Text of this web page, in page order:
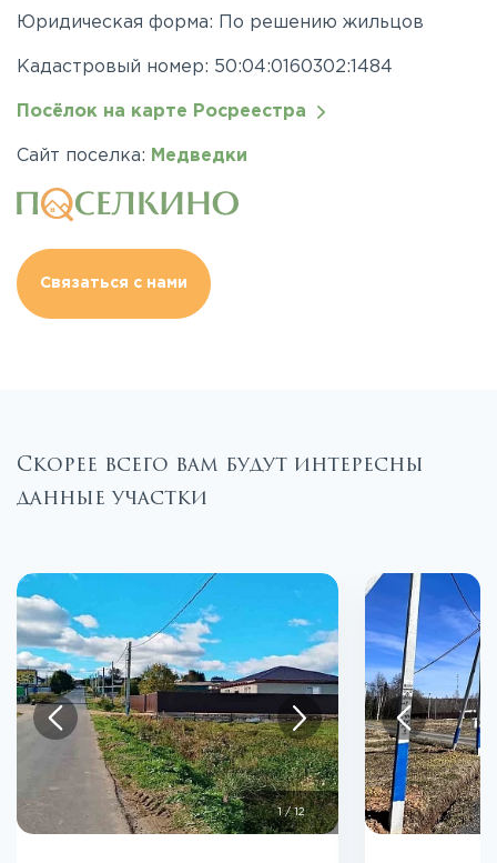
Юридическая форма: По решению жильцов
Кадастровый номер: 50:04:0160302:1484
Посёлок на карте Росреестра
Сайт поселка: Медведки
Связаться с нами
Скорее всего вам будут интересны
данные участки
1/12